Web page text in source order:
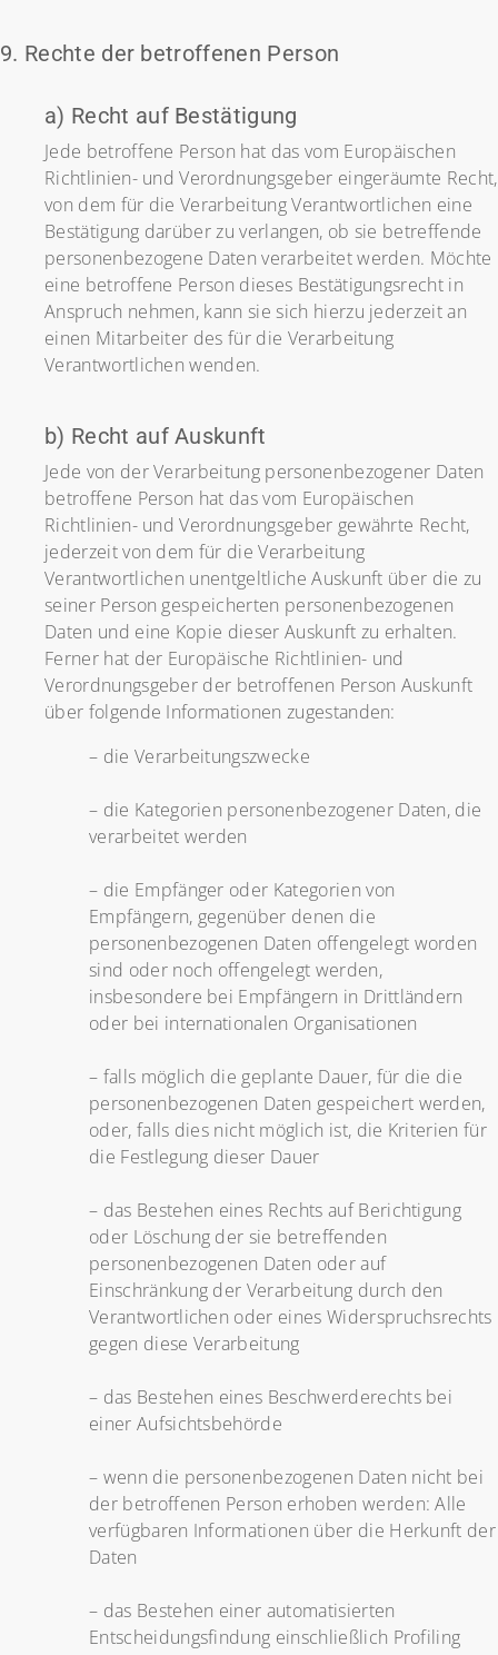
9. Rechte der betroffenen Person
a) Recht auf Bestätigung
Jede betroffene Person hat das vom Europäischen
Richtlinien- und Verordnungsgeber eingeräumte Recht,
von dem für die Verarbeitung Verantwortlichen eine
Bestätigung darüber zu verlangen, ob sie betreffende
personenbezogene Daten verarbeitet werden. Möchte
eine betroffene Person dieses Bestätigungsrecht in
Anspruch nehmen, kann sie sich hierzu jederzeit an
einen Mitarbeiter des für die Verarbeitung
Verantwortlichen wenden.
b) Recht auf Auskunft
Jede von der Verarbeitung personenbezogener Daten
betroffene Person hat das vom Europäischen
Richtlinien- und Verordnungsgeber gewährte Recht,
jederzeit von dem für die Verarbeitung
Verantwortlichen unentgeltliche Auskunft über die zu
seiner Person gespeicherten personenbezogenen
Daten und eine Kopie dieser Auskunft zu erhalten.
Ferner hat der Europäische Richtlinien- und
Verordnungsgeber der betroffenen Person Auskunft
über folgende Informationen zugestanden:
– die Verarbeitungszwecke
– die Kategorien personenbezogener Daten, die
verarbeitet werden
– die Empfänger oder Kategorien von
Empfängern, gegenüber denen die
personenbezogenen Daten offengelegt worden
sind oder noch offengelegt werden,
insbesondere bei Empfängern in Drittländern
oder bei internationalen Organisationen
– falls möglich die geplante Dauer, für die die
personenbezogenen Daten gespeichert werden,
oder, falls dies nicht möglich ist, die Kriterien für
die Festlegung dieser Dauer
– das Bestehen eines Rechts auf Berichtigung
oder Löschung der sie betreffenden
personenbezogenen Daten oder auf
Einschränkung der Verarbeitung durch den
Verantwortlichen oder eines Widerspruchsrechts
gegen diese Verarbeitung
– das Bestehen eines Beschwerderechts bei
einer Aufsichtsbehörde
– wenn die personenbezogenen Daten nicht bei
der betroffenen Person erhoben werden: Alle
verfügbaren Informationen über die Herkunft der
Daten
– das Bestehen einer automatisierten
Entscheidungsfindung einschließlich Profiling